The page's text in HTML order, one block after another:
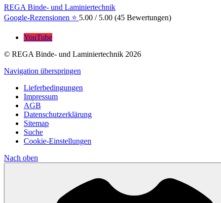
REGA Binde- und Laminiertechnik
Google-Rezensionen ⭐ 5.00 / 5.00 (45 Bewertungen)
YouTube
© REGA Binde- und Laminiertechnik 2026
Navigation überspringen
Lieferbedingungen
Impressum
AGB
Datenschutzerklärung
Sitemap
Suche
Cookie-Einstellungen
Nach oben